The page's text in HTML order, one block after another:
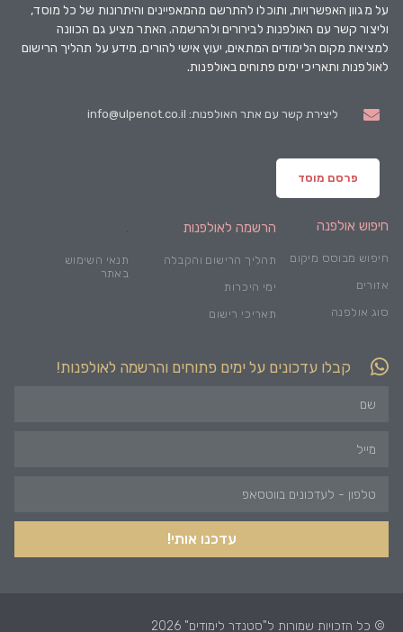
על מגוון האפשרויות, ותוכלו להתרשם מהמאפיינים והיתרונות של כל מוסד,
וליצור קשר עם האולפנות לבירורים ולהרשמה. האתר מציע גם הכוונה
למציאת מקום הלימודים המתאים, יעוץ אישי להורים, מידע על תהליך הרישום
לאולפנות ותאריכי ימים פתוחים באולפנות.
ליצירת קשר עם אתר האולפנות: info@ulpenot.co.il
פרסם מוסד
חיפוש אולפנה
חיפוש מבוסס מיקום
אזורים
סוג אולפנה
הרשמה לאולפנות
תהליך הרישום והקבלה
ימי היכרות
תאריכי רישום
.
תנאי השימוש
באתר
קבלו עדכונים על ימים פתוחים והרשמה לאולפנות!
עדכנו אותי!
© כל הזכויות שמורות ל"סטנדר לימודים" 2026